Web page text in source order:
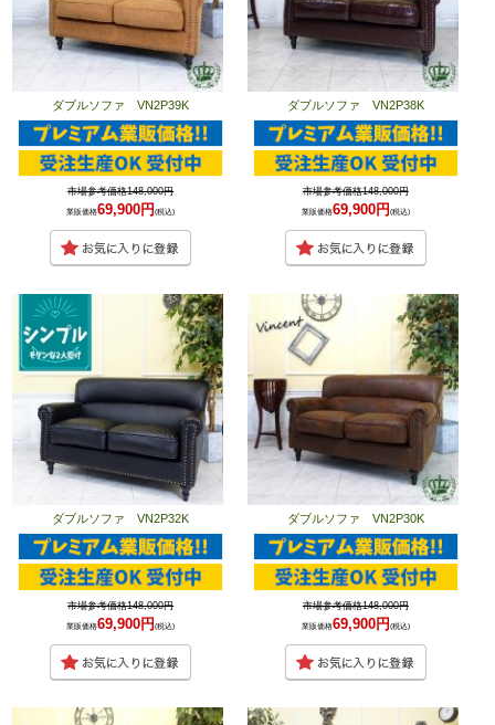
ダブルソファ VN2P39K
市場参考価格148,000円
業販価格69,900円(税込)
ダブルソファ VN2P38K
市場参考価格148,000円
業販価格69,900円 (税込)
ダブルソファ VN2P32K
市場参考価格148,000円
業販価格69,900円(税込)
ダブルソファ VN2P30K
市場参考価格148,000円
業販価格69,900円(税込)